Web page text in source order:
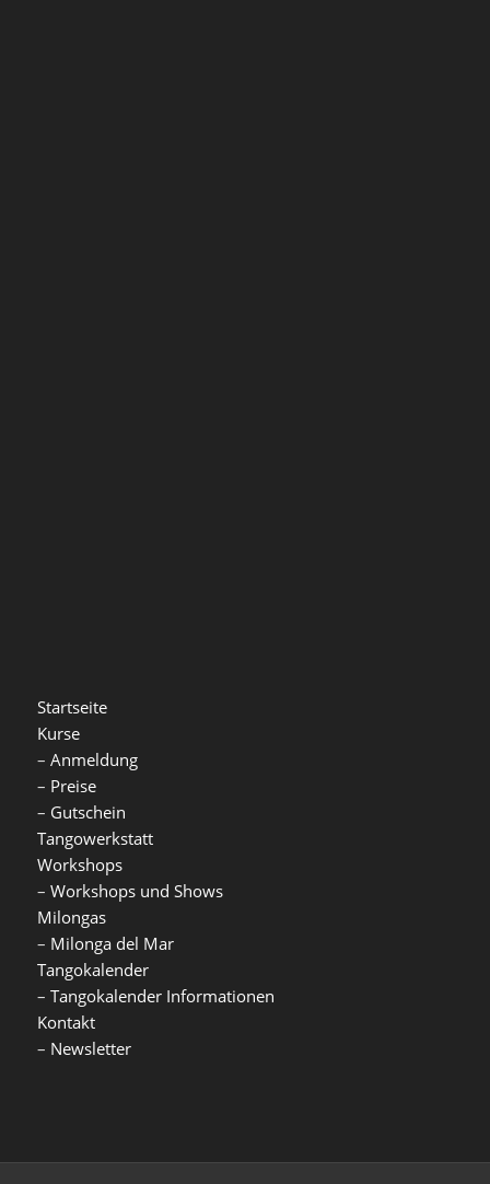
Startseite
Kurse
– Anmeldung
– Preise
– Gutschein
Tangowerkstatt
Workshops
– Workshops und Shows
Milongas
– Milonga del Mar
Tangokalender
– Tangokalender Informationen
Kontakt
– Newsletter